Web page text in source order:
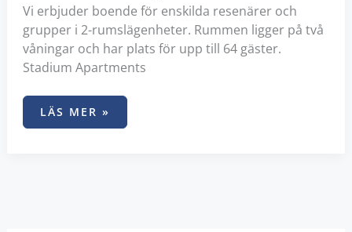
Vi erbjuder boende för enskilda resenärer och
grupper i 2-rumslägenheter. Rummen ligger på två
våningar och har plats för upp till 64 gäster.
Stadium Apartments
LÄS MER »